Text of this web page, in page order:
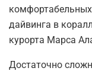
дайвинга в
курорта Марса
Достаточно